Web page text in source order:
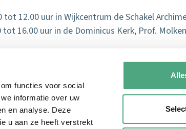
functies voor social
informatie over uw
en analyse. Deze
u aan ze heeft verstrekt
tot 12.00 uur in Wijkcentrum de Schakel
tot 16.00 uur in de Dominicus Kerk, Prof.
vindt u alle informatie over parkeren en